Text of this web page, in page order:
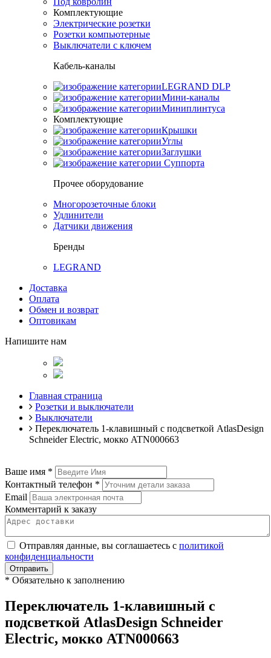
Комплектующие
Электрические розетки
Розетки компьютерные
Выключатели с ключем
Кабель-каналы
LEGRAND DLP
Мини-каналы
Миниплинтуса
Комплектующие
Крышки
Углы
Заглушки
Суппорта
Прочее оборудование
Многорозеточные блоки
Удлинители
Датчики движения
Бренды
LEGRAND
Доставка
Оплата
Обмен и возврат
Оптовикам
Напишите нам
Главная страница
Розетки и выключатели
Выключатели
Переключатель 1-клавишный с подсветкой AtlasDesign
Schneider Electric, мокко ATN000663
Ваше имя *
Контактный телефон *
Email
Комментарий к заказу
Отправляя данные, вы соглашаетесь с политикой
конфиденциальности
Отправить
* Обязательно к заполнению
Переключатель 1-клавишный с
подсветкой AtlasDesign Schneider
Electric, мокко ATN000663